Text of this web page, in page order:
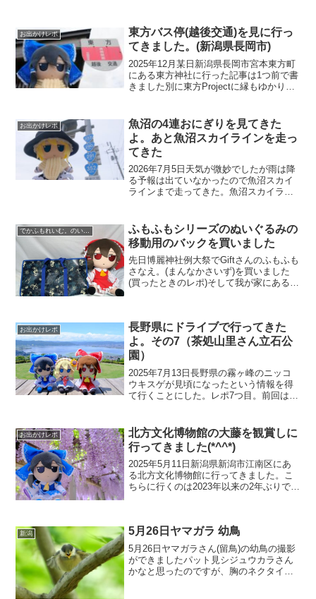
お出かけレポ
東方バス停(越後交通)を見に行っ
てきました。(新潟県長岡市)
2025年12月某日新潟県長岡市宮本東方町
にある東方神社に行った記事は1つ前で書
きました別に東方Projectに縁もゆかりも
本東方町【みやもとひがしかたまち】に
あるので...
お出かけレポ
魚沼の4連おにぎりを見てきた
よ。あと魚沼スカイラインを走っ
てきた
2026年7月5日天気が微妙でしたが雨は降
る予報は出ていなかったので魚沼スカイ
ラインまで走ってきた。魚沼スカイライ
かったんで忘れてました。昨年は峠ステ
ッカーだけ買ったん...
でかふもれいむ。のいる風景
ふもふもシリーズのぬいぐるみの
移動用のバックを買いました
先日博麗神社例大祭でGiftさんのふもふも
さなえ。(まんなかさいず)を買いました
(買ったときのレポ)そして我が家にある。
あや。ふもふ...
お出かけレポ
長野県にドライブで行ってきた
よ。その7（茶処山里さん立石公
園）
2025年7月13日長野県の霧ヶ峰のニッコ
ウキスゲが見頃になったという情報を得
て行くことにした。レポ7つ目。前回はこ
【ビーナスライン】を買うことでした。
前回の記事では目...
お出かけレポ
北方文化博物館の大藤を観賞しに
行ってきました(*^^*)
2025年5月11日新潟県新潟市江南区にあ
る北方文化博物館に行ってきました。こ
ちらに行くのは2023年以来の2年ぶりです
ませんでした...
新潟 5月26日ヤマガラ 幼鳥
5月26日ヤマガラさん(留鳥)の幼鳥の撮影
ができましたパット見シジュウカラさん
かなと思ったのですが、胸のネクタイ状